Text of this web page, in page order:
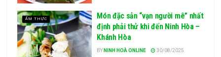
ẨM THỰC
Món đặc sản “vạn người mê” nhất
định phải thử khi đến Ninh Hòa –
Khánh Hòa
BY NINH HOÀ ONLINE 30/08/2025